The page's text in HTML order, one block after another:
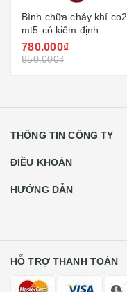
Bình chữa cháy khí co2
mt5-có kiểm định
780.000₫
850.000₫
THÔNG TIN CÔNG TY
ĐIỀU KHOẢN
HƯỚNG DẪN
HỖ TRỢ THANH TOÁN